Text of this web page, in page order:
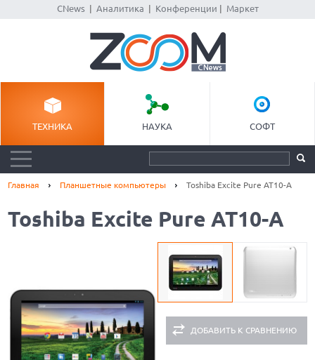
CNews| Аналитика Конференции Маркет
ТЕХНИКА НАУКА СОФТ
Главная Планшетные компьютеры Toshiba Excite Pure AT10-A
Toshiba Excite Pure AT10-A
ДОБАВИТЬ К СРАВНЕНИЮ